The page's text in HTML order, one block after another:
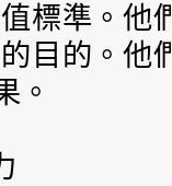
標準。他
目的。他
。